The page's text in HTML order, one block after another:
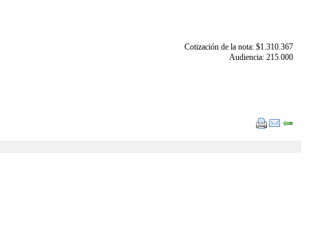
Cotización de la nota: $1.310.367
Audiencia: 215.000